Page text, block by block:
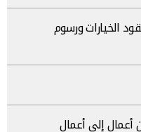
الخيارات ورسوم
أعمال إلى أعمال